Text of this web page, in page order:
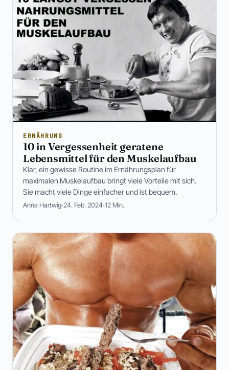
ERNÄHRUNG
10 in Vergessenheit geratene
Lebensmittel für den Muskelaufbau
Klar, ein gewisse Routine im Ernährungsplan für
maximalen Muskelaufbau bringt viele Vorteile mit sich.
Sie macht viele Dinge einfacher und ist bequem.
Anna Hartwig 24. Feb. 2024 12 Min.